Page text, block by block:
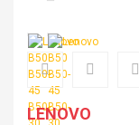
LENOVO